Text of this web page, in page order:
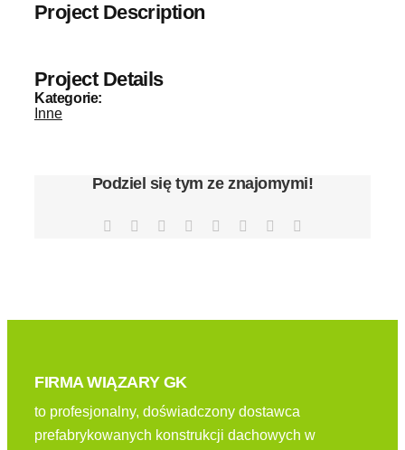
Project Description
Project Details
Kategorie:
Inne
Podziel się tym ze znajomymi!
Facebook Reddit LinkedIn
TumblrPinterest
FIRMA WIĄZARY GK
to profesjonalny, doświadczony dostawca
prefabrykowanych konstrukcji dachowych w